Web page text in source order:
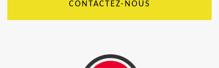
CONTACTEZ-NOUS